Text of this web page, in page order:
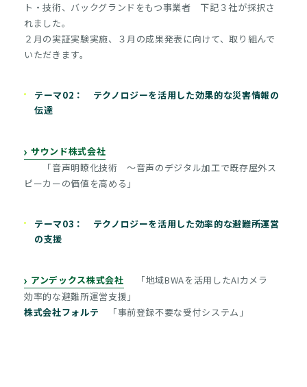
ト・技術、バックグランドをもつ事業者 下記３社が採択さ
れました。
２月の実証実験実施、３月の成果発表に向けて、取り組んで
いただきます。
テーマ02： テクノロジーを活用した効果的な災害情報の
伝達
サウンド株式会社
「音声明瞭化技術 ～音声のデジタル加工で既存屋外ス
ピーカーの価値を高める」
テーマ03： テクノロジーを活用した効率的な避難所運営
の支援
アンデックス株式会社
「地域BWAを活用したAIカメラ
効率的な避難所運営支援」
株式会社フォルテ 「事前登録不要な受付システム」